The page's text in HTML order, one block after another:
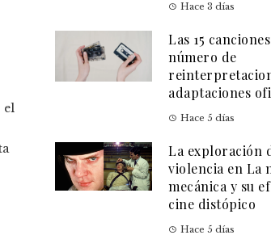
el
Hace 3 días
Las 15
número de
adaptaciones
Hace 5 días
La exploración
violencia en La
mecánica y su
cine distópico
Hace 5 días